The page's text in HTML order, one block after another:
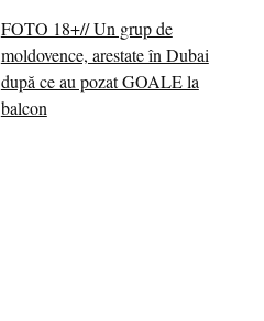
FOTO 18+// Un grup de
moldovence, arestate în Dubai
după ce au pozat GOALE la
balcon